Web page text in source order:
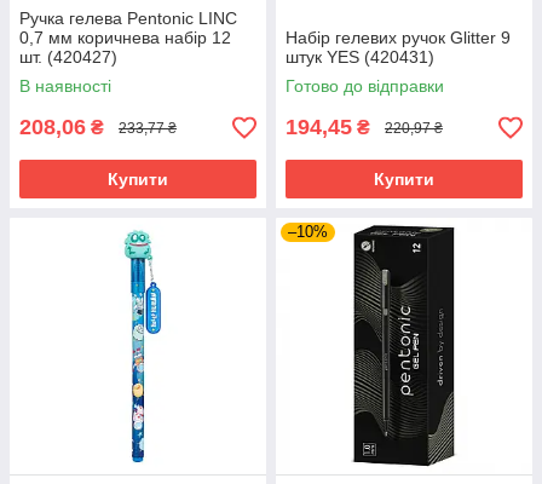
Ручка гелева Pentonic LINC
0,7 мм коричнева набір 12
шт. (420427)
В наявності
208,06 ₴ 233,77 ₴
Купити
Набір гелевих ручок Glitter 9
штук YES (420431)
Готово до відправки
194,45 ₴ 220,97 ₴
Купити
–10%